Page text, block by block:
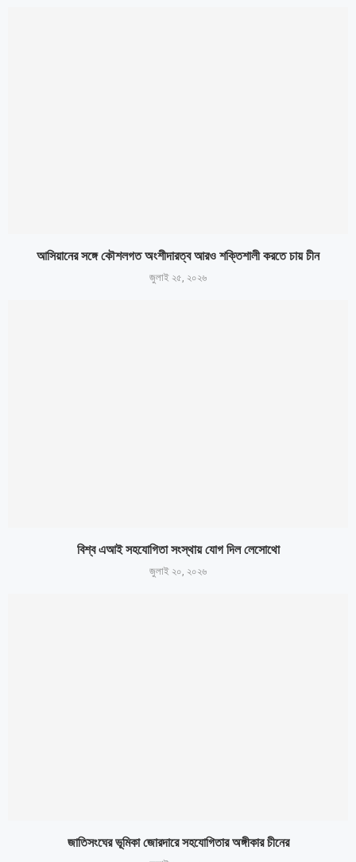
আসিয়ানের সঙ্গে কৌশলগত অংশীদারত্ব আরও শক্তিশালী করতে চায় চীন
জুলাই ২৫, ২০২৬
বিশ্ব এআই সহযোগিতা সংস্থায় যোগ দিল লেসোথো
জুলাই ২০, ২০২৬
জাতিসংঘের ভূমিকা জোরদারে সহযোগিতার অঙ্গীকার চীনের